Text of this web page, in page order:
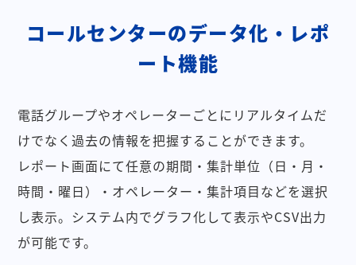
コールセンターのデータ化・レポ
ート機能
電話グループやオペレーターごとにリアルタイムだ
けでなく過去の情報を把握することができます。
レポート画面にて任意の期間・集計単位（日・月・
時間・曜日）・オペレーター・集計項目などを選択
し表示。システム内でグラフ化して表示やCSV出力
が可能です。